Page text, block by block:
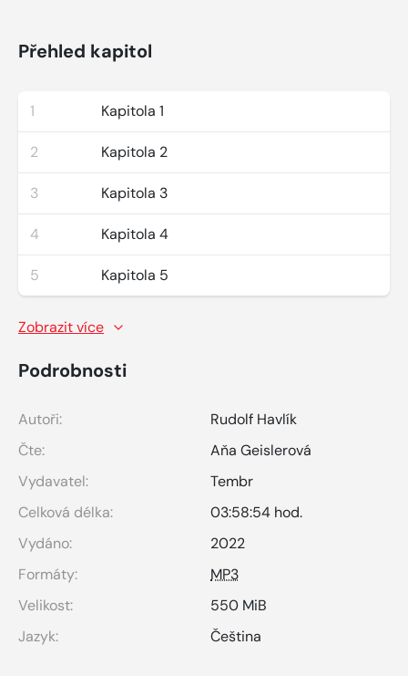
Přehled kapitol
1 Kapitola 1
2 Kapitola 2
3 Kapitola 3
4 Kapitola 4
5 Kapitola 5
Zobrazit více
Podrobnosti
Autoři:
Rudolf Havlík
Čte:
Aňa Geislerová
Vydavatel:
Tembr
Celková délka:
03:58:54 hod.
Vydáno:
2022
Formáty:
MP3
Velikost:
550 MiB
Jazyk:
Čeština